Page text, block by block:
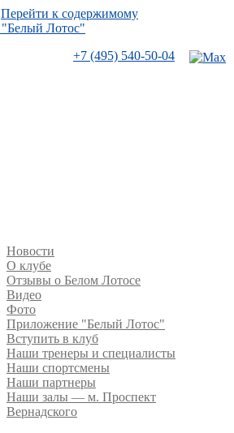
Перейти к содержимому
+7 (495) 540-50-04
Новости
О клубе
Отзывы о Белом Лотосе
Видео
Фото
Приложение "Белый Лотос"
Вступить в клуб
Наши тренеры и специалисты
Наши спортсмены
Наши партнеры
Наши залы — м. Проспект
Вернадского